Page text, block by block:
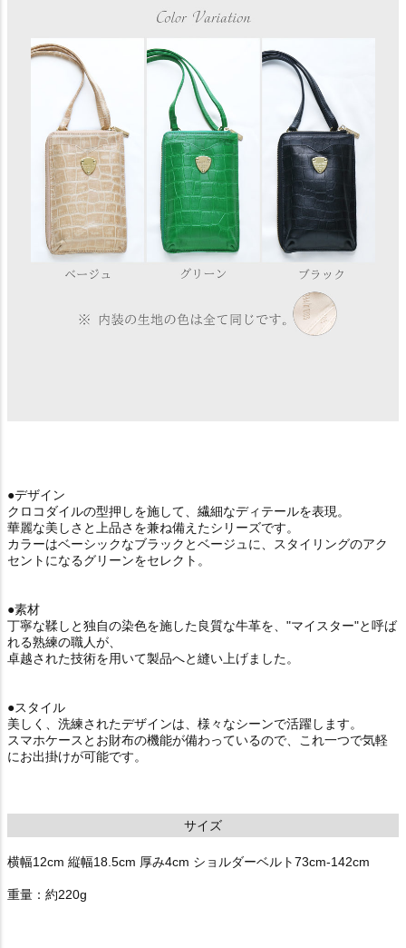
●デザイン
クロコダイルの型押しを施して、繊細なディテールを表現。
華麗な美しさと上品さを兼ね備えたシリーズです。
カラーはベーシックなブラックとベージュに、スタイリングのアク
セントになるグリーンをセレクト。
●素材
丁寧な鞣しと独自の染色を施した良質な牛革を、"マイスター"と呼ば
れる熟練の職人が、
卓越された技術を用いて製品へと縫い上げました。
●スタイル
美しく、洗練されたデザインは、様々なシーンで活躍します。
スマホケースとお財布の機能が備わっているので、これ一つで気軽
にお出掛けが可能です。
サイズ
横幅12cm 縦幅18.5cm 厚み4cm ショルダーベルト73cm-142cm
重量：約220g